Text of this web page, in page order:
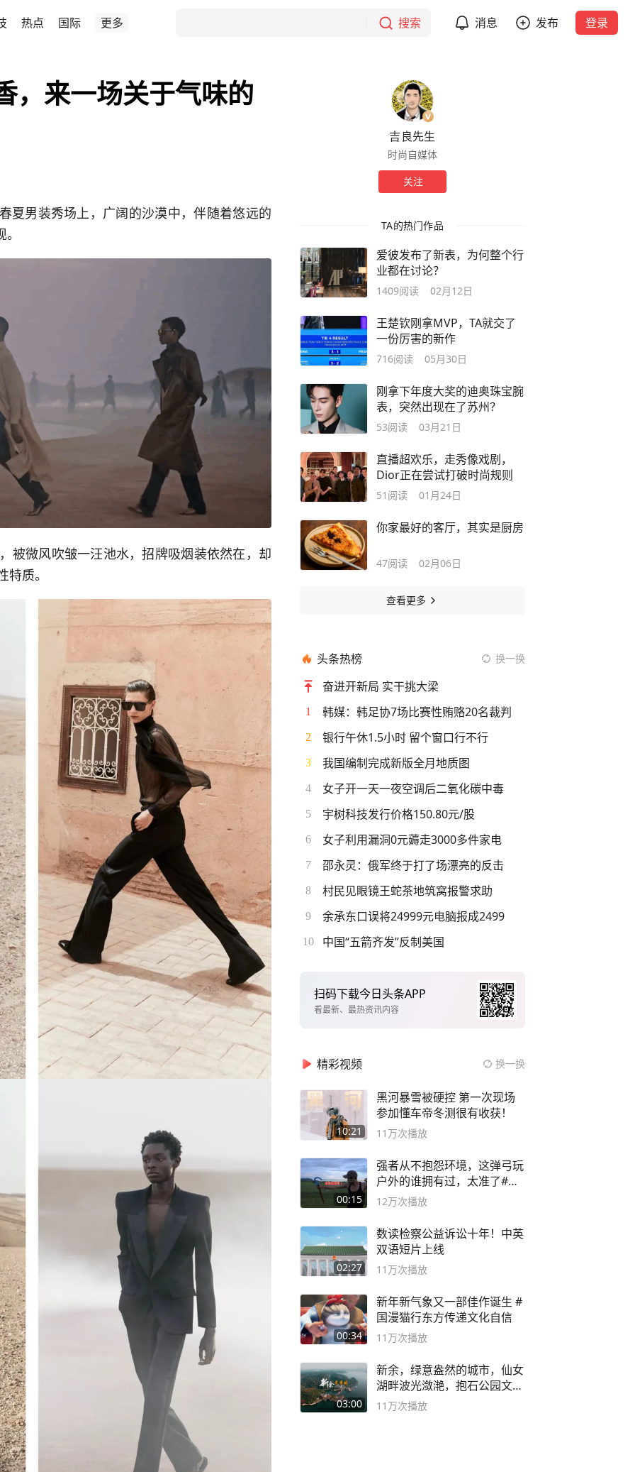
热点 国际 更多 搜索 消息 发布 登录
，来一场关于气味的
夏男装秀场上，广阔的沙漠中，伴随着悠远的
被微风吹皱一汪池水，招牌吸烟装依然在，却
质。
吉良先生
时尚自媒体
关注
TA的热门作品
爱彼发布了新表，为何整个行
业都在讨论？
1409阅读 02月12日
王楚钦刚拿MVP，TA就交了
一份厉害的新作
716阅读 05月30日
刚拿下年度大奖的迪奥珠宝腕
表，突然出现在了苏州？
53阅读 03月21日
直播超欢乐，走秀像戏剧，
Dior正在尝试打破时尚规则
51 阅读 01月24日
你家最好的客厅，其实是厨房
47阅读 02月06日
查看更多
头条热榜 换一换
奋进开新局 实干挑大梁
1 韩媒：韩足协7场比赛性贿赂20名裁判
2 银行午休1.5小时 留个窗口行不行
3 我国编制完成新版全月地质图
4 女子开一天一夜空调后二氧化碳中毒
5 宇树科技发行价格150.80元/股
6 女子利用漏洞0元薅走3000多件家电
7 邵永灵：俄军终于打了场漂亮的反击
8 村民见眼镜王蛇茶地筑窝报警求助
9 余承东口误将24999元电脑报成2499
10 中国“五箭齐发”反制美国
扫码下载今日头条APP
看最新、最热资讯内容
精彩视频 换一换
10:21
黑河暴雪被硬控 第一次现场
参加懂车帝冬测很有收获！
11万次播放
00:15
强者从不抱怨环境，这弹弓玩
户外的谁拥有过，太准了#弹
弓#户外
12万次播放
02:27
数读检察公益诉讼十年！中英
双语短片上线
11万次播放
00:34
新年新气象又一部佳作诞生 #
国漫猫行东方传递文化自信
11万次播放
03:00
新余，绿意盎然的城市，仙女
湖畔波光潋滟，抱石公园文化
深邃……
11万次播放